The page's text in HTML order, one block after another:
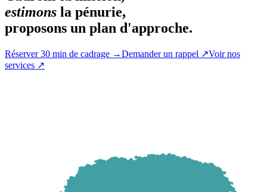
estimons la pénurie,
proposons un plan d'approche.
Réserver 30 min de cadrage →Demander un rappel ↗Voir nos
services ↗